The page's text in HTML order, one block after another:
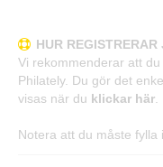
HUR
Vi rekommenderar att
Philately. Du gör det
visas när du klickar här
Notera att du måste fylla